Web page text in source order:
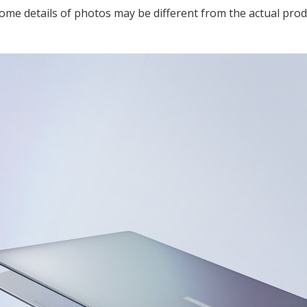
details of photos may be different from the actual